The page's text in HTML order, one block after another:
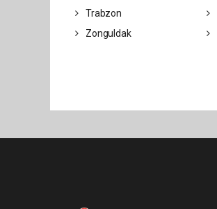
Trabzon
Zonguldak